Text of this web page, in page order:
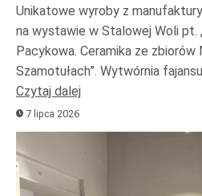
Unikatowe wyroby z
na wystawie w Stalowej Woli pt.
Pacykowa. Ceramika ze
Szamotułach”. Wytwórnia
Czytaj dalej
7 lipca 2026
plików
dźwiękowych